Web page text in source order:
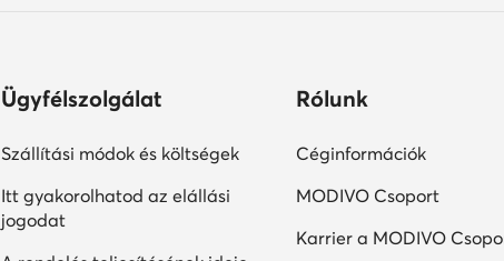
Ügyfélszolgálat
Szállítási módok és költségek
Itt gyakorolhatod az elállási
jogodat
Rólunk
Céginformációk
MODIVO Csoport
Karrier a MODIVO